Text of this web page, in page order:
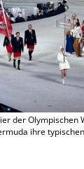
der Olympischen
ihre